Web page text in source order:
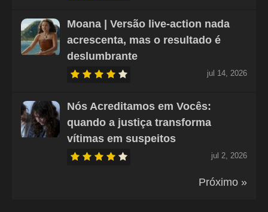
Moana | Versão live-action nada
acrescenta, mas o resultado é
deslumbrante
jul 14, 2026
Nós Acreditamos em Vocês:
quando a justiça transforma
vítimas em suspeitos
jul 2, 2026
Próximo »